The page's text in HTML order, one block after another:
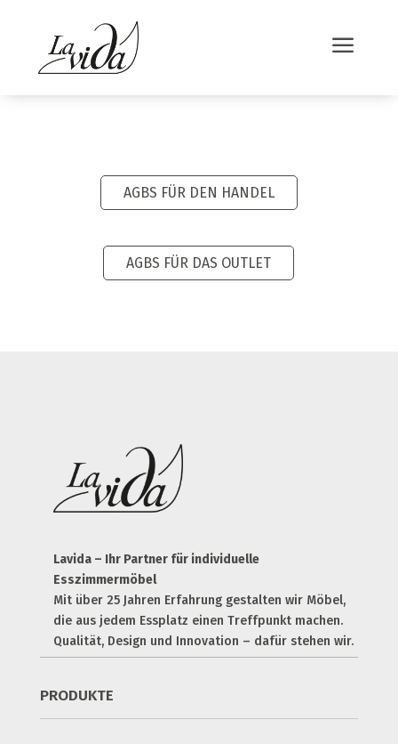
a
AGBS FÜR DEN HANDEL
AGBS FÜR DAS OUTLET
Lavida – Ihr Partner für individuelle
Esszimmermöbel
Mit über 25 Jahren Erfahrung gestalten wir Möbel,
die aus jedem Essplatz einen Treffpunkt machen.
Qualität, Design und Innovation – dafür stehen wir.
PRODUKTE